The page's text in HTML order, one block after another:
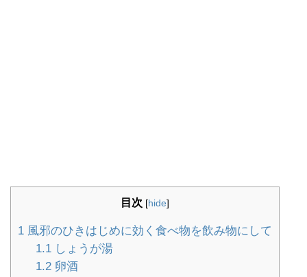
目次 [hide]
1 風邪のひきはじめに効く食べ物を飲み物にして
1.1しょうが湯
1.2卵酒